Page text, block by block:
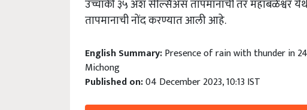
उच्चांकी ३५ अंश सेल्सिअस तापमानाची तर महाबळेश्वर
तापमानाची नोंद करण्यात आली आहे.
English Summary:Presence of rain with thunder in
Michong
Published on:04 December 2023, 10:13 IST